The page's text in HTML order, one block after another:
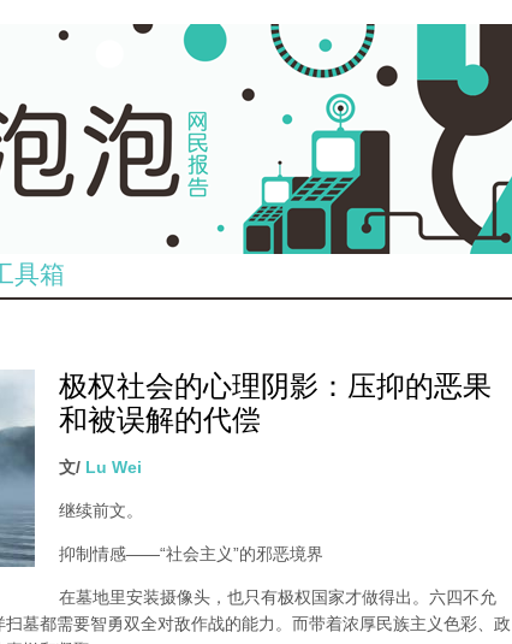
具箱
极权社会的心理阴影：压抑的恶果
和被误解的代偿
文/ Lu Wei
继续前文。
抑制情感——“社会主义”的邪恶境界
在墓地里安装摄像头，也只有极权国家才做得出。六四不允
墓都需要智勇双全对敌作战的能力。而带着浓厚民族主义色彩、政